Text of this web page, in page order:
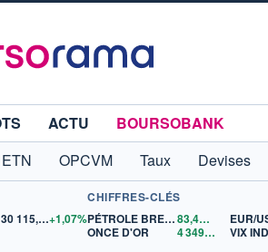
ACTU
BOURSOBANK
OPCVM Taux Devises
30 115,75+1,07%
CHIFFRES-CLÉS
PÉTROLE BRENT
83,46$US
ONCE D'OR
4 349,12 $US
EUR/
VIX